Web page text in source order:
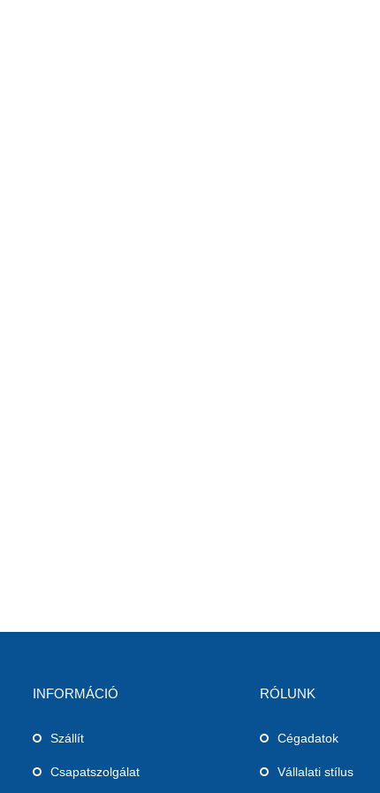
INFORMÁCIÓ
Szállít
Csapatszolgálat
RÓLUNK
Cégadatok
Vállalati stílus